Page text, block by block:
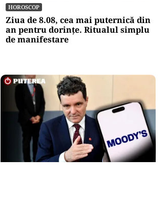
HOROSCOP
Ziua de 8.08, cea mai puternică din
an pentru dorințe. Ritualul simplu
de manifestare